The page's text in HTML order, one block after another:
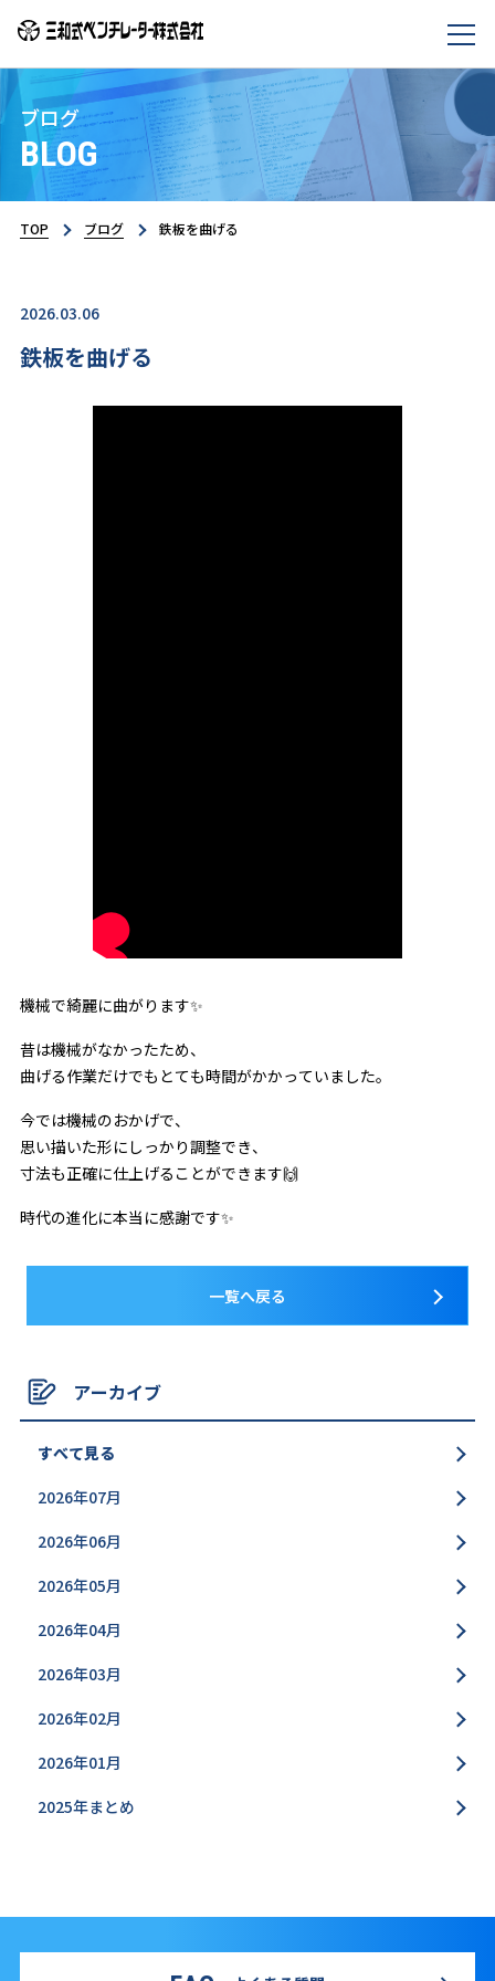
ブログ
BLOG
TOP ブログ 鉄板を曲げる
2026.03.06
鉄板を曲げる
機械で綺麗に曲がります✨
昔は機械がなかったため、
曲げる作業だけでもとても時間がかかっていました。
今では機械のおかげで、
思い描いた形にしっかり調整でき、
寸法も正確に仕上げることができます🙌
時代の進化に本当に感謝です✨
一覧へ戻る
アーカイブ
すべて見る
2026年07月
2026年06月
2026年05月
2026年04月
2026年03月
2026年02月
2026年01月
2025年まとめ